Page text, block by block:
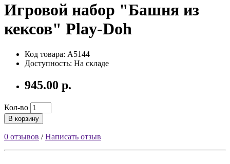
Игровой набор "Башня из
кексов" Play-Doh
Код товара: A5144
Доступность: На складе
945.00 р.
Кол-во
В корзину
0 отзывов /Написать отзыв